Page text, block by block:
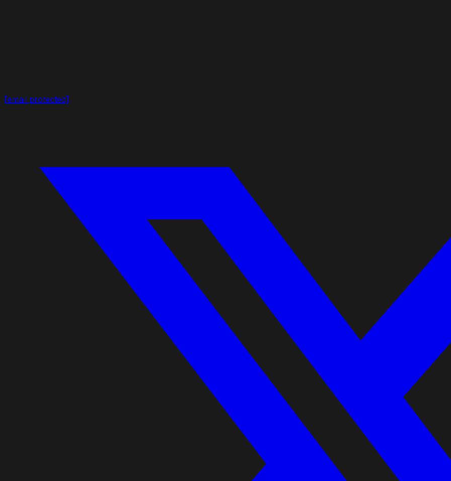
[email protected]